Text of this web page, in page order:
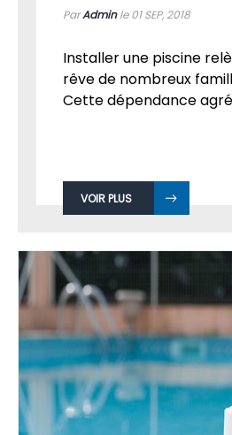
ParAdminle 01SEP, 2018
Installer une piscine
rêve de nombreux
Cette dépendance
VOIR PLUS